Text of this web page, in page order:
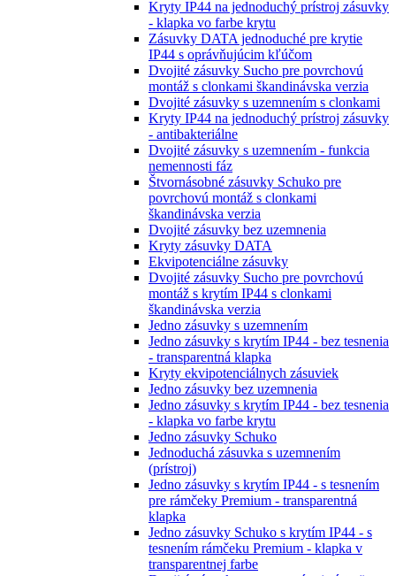
Kryty IP44 na jednoduchý prístroj zásuvky
- klapka vo farbe krytu
Zásuvky DATA jednoduché pre krytie
IP44 s oprávňujúcim kľúčom
Dvojité zásuvky Sucho pre povrchovú
montáž s clonkami škandinávska verzia
Dvojité zásuvky s uzemnením s clonkami
Kryty IP44 na jednoduchý prístroj zásuvky
- antibakteriálne
Dvojité zásuvky s uzemnením - funkcia
nemennosti fáz
Štvornásobné zásuvky Schuko pre
povrchovú montáž s clonkami
škandinávska verzia
Dvojité zásuvky bez uzemnenia
Kryty zásuvky DATA
Ekvipotenciálne zásuvky
Dvojité zásuvky Sucho pre povrchovú
montáž s krytím IP44 s clonkami
škandinávska verzia
Jedno zásuvky s uzemnením
Jedno zásuvky s krytím IP44 - bez tesnenia
- transparentná klapka
Kryty ekvipotenciálnych zásuviek
Jedno zásuvky bez uzemnenia
Jedno zásuvky s krytím IP44 - bez tesnenia
- klapka vo farbe krytu
Jedno zásuvky Schuko
Jednoduchá zásuvka s uzemnením
(prístroj)
Jedno zásuvky s krytím IP44 - s tesnením
pre rámčeky Premium - transparentná
klapka
Jedno zásuvky Schuko s krytím IP44 - s
tesnením rámčeku Premium - klapka v
transparentnej farbe